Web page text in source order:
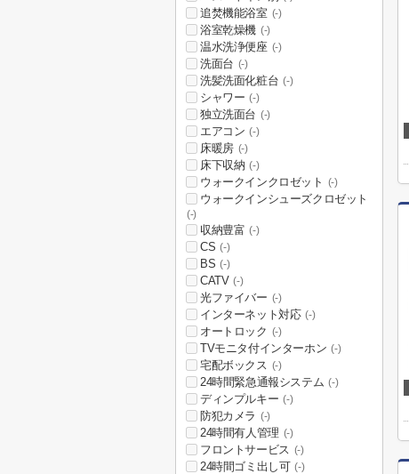
追焚機能浴室 (-)
浴室乾燥機 (-)
温水洗浄便座 (-)
洗面台 (-)
洗髪洗面化粧台 (-)
シャワー (-)
独立洗面台 (-)
エアコン (-)
床暖房 (-)
床下収納 (-)
ウォークインクロゼット (-)
ウォークインシューズクロゼット
(-)
収納豊富 (-)
CS (-)
BS (-)
CATV (-)
光ファイバー (-)
インターネット対応 (-)
オートロック (-)
TVモニタ付インターホン (-)
宅配ボックス (-)
24時間緊急通報システム (-)
ディンプルキー (-)
防犯カメラ (-)
24時間有人管理 (-)
フロントサービス (-)
24時間ゴミ出し可 (-)